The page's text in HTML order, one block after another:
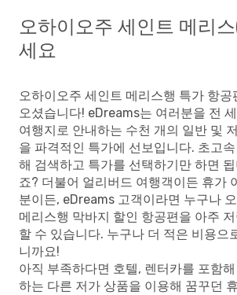
오하이오주 세인트 메리
세요
오하이오주 세인트 메리스행 특가 항
오셨습니다! eDreams는 여러분을 전
여행지로 안내하는 수천 개의 일반 및
을 파격적인 특가에 선보입니다. 초고
해 검색하고 특가를 선택하기만 하면
죠? 더불어 얼리버드 여행객이든 휴가
분이든, eDreams 고객이라면 누구나
메리스행 막바지 할인 항공편을 아주
할 수 있습니다. 누구나 더 적은 비용으
니까요!
아직 부족하다면 호텔, 렌터카를 포함
하는 다른 저가 상품을 이용해 꿈꾸던